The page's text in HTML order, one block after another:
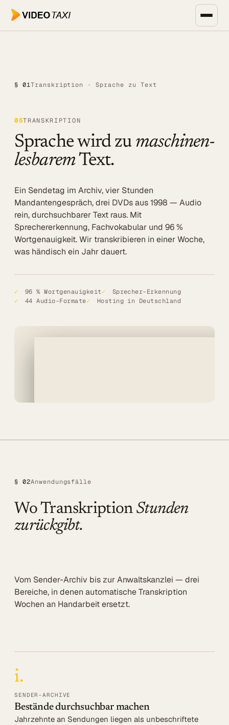
Livestreaming
Transkription
Translator
Alle Lösungen
LÖSUNGEN
Über uns
Mehr
Referenzen
Blog
Barrierefreiheit
Kontakt
Log in
§ 01Transkription · Sprache zu Text
05TRANSKRIPTION
Sprache wird zu maschinen-
lesbaremText.
Ein Sendetag im Archiv, vier Stunden
Mandantengespräch, drei DVDs aus 1998 — Audio
rein, durchsuchbarer Text raus. Mit
Sprechererkennung, Fachvokabular und 96 %
Wortgenauigkeit. Wir transkribieren in einer Woche,
was händisch ein Jahr dauert.
✓ 96 % Wortgenauigkeit✓
Sprecher-Erkennung
✓
44 Audio-Formate✓ Hosting in Deutschland
§ 02Anwendungsfälle
Wo Transkription Stunden
zurückgibt.
Vom Sender-Archiv bis zur Anwaltskanzlei — drei
Bereiche, in denen automatische Transkription
Wochen an Handarbeit ersetzt.
i.
SENDER-ARCHIVE
Bestände durchsuchbar machen
Jahrzehnte an Sendungen liegen als unbeschriftete